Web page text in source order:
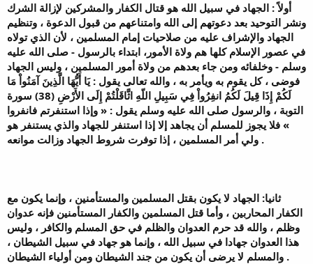
أولاً : الجهاد في سبيل الله هو قتال الكفار والمشركين لإزالة الشرك
ونشر التوحيد بعد دعوتهم إلى الله وامتناعهم من قبول الدعوة ، وتنظيم
الجهاد والإشراف عليه من صلاحيات إمام المسلمين ، لأن الذي تولاه
في عصور الإسلام كلها هم ولاة الأمور، ابتداء بالرسول - صلى الله عليه
وسلم - وخلفائه ومن جاء بعدهم من ولاة أمور المسلمين ، وليس الجهاد
فوضى ، كل يقوم به ويأمر به ، والله تعالى يقول : يَا أَيُّهَا الَّذِينَ آمَنُواْ مَا
لَكُمْ إِذَا قِيلَ لَكُمُ انفِرُواْ فِي سَبِيلِ اللّهِ اثَّاقَلْتُمْ إِلَى الأَرْضِ (38) سورة
التوبة ، والرسول صلى الله عليه وسلم يقول : « وإذا استنفرتم فانفروا
» فلا يجوز للمسلم أن يجاهد إلا إذا استنفر للجهاد والذي يستنفر هو
ولي أمر المسلمين ، إذا توفرت شروط الجهاد وزالت موانعه .
ثانيا: الجهاد لا يكون بقتل المسلمين والمستأمنين ، وإنما يكون مع
الكفار المحاربين ، وأما قتل المسلمين والكفار المستأمنين فإنه عدوان
وظلم ، والله قد حرم العدوان والظلم في حق المسلم والكافر ، وليس
هذا العدوان جهادا في سبيل الله ، وإنما هو جهاد في سبيل الشيطان ،
والمسلم لا يرضى أن يكون من جند الشيطان ومن أولياء الشيطان .